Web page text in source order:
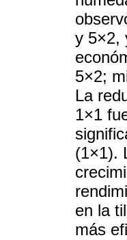
y 5×2,
5×2;
La
1×1
(1×1).
en la
más